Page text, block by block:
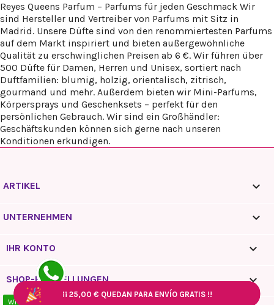
¡¡ 25,00 € QUEDAN PARA ENVÍO GRATIS !!
¡¡ 25,00 € QUEDAN PARA ENVÍO GRATIS !!
¡¡ 25,00 € QUEDAN PARA ENVÍO GRATIS !!
Reyes Queens Parfum – Parfums für jeden Geschmack Wir
sind Hersteller und Vertreiber von Parfums mit Sitz in
Madrid. Unsere Düfte sind von den renommiertesten Parfums
auf dem Markt inspiriert und bieten außergewöhnliche
Qualität zu erschwinglichen Preisen ab 6 €. Wir führen über
500 Düfte für Damen, Herren und Unisex, sortiert nach
Duftfamilien: blumig, holzig, orientalisch, zitrisch,
gourmand und mehr. Außerdem bieten wir Mini-Parfums,
Körpersprays und Geschenksets – perfekt für den
persönlichen Gebrauch. Wir sind ein Großhändler:
Geschäftskunden können sich gerne nach unseren
Konditionen erkundigen.
ARTIKEL 
UNTERNEHMEN 
IHR KONTO 
SHOP-EINSTELLUNGEN keyboard_arrow_down
WhatsApp - 10:00 / 18:00
¡¡ 25,00 € QUEDAN PARA ENVÍO GRATIS !!
¡¡ 25,00 € QUEDAN PARA ENVÍO GRATIS !!